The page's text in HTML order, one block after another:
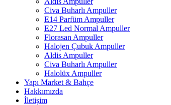
Civa Buharlı Ampuller
E14 Parfüm Ampuller
E27 Led Normal Ampuller
Florasan Ampuller
Halojen Çubuk Ampuller
Aldis Ampuller
Civa Buharlı Ampuller
Halolüx Ampuller
Yapı Market & Bahçe
Hakkımızda
İletişim